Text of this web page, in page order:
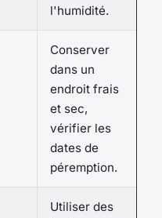
l'humidité.
Conserver
dans un
endroit frais
et sec,
vérifier les
dates de
péremption.
Utiliser des